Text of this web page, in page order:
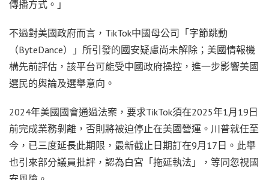
傳播方式。」
不過對美國政府而言，TikTok中國母公司「字節跳動
（ByteDance）」所引發的國安疑慮尚未解除；美國情報機
構先前評估，該平台可能受中國政府操控，進一步影響美國
選民的輿論及選舉意向。
2024年美國國會通過法案，要求TikTok須在2025年1月19日
前完成業務剝離，否則將被迫停止在美國營運。川普就任至
今，已三度延長此期限，最新截止日期訂在9月17日。此舉
也引來部分議員批評，認為白宮「拖延執法」，等同忽視國